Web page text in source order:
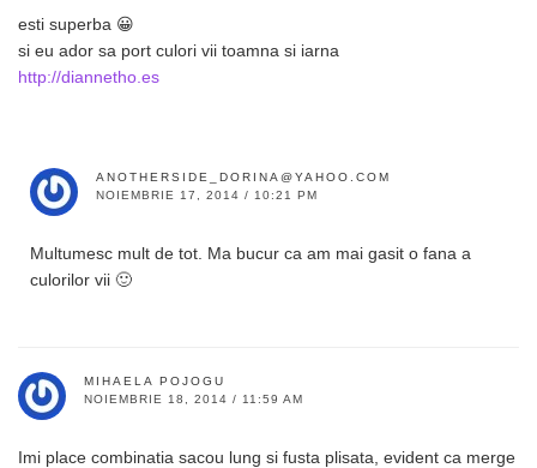
esti superba 😀
si eu ador sa port culori vii toamna si iarna
http://diannetho.es
ANOTHERSIDE_DORINA@YAHOO.COM
NOIEMBRIE 17, 2014 / 10:21 PM
Multumesc mult de tot. Ma bucur ca am mai gasit o fana a
culorilor vii 🙂
MIHAELA POJOGU
NOIEMBRIE 18, 2014 / 11:59 AM
Imi place combinatia sacou lung si fusta plisata, evident ca merge